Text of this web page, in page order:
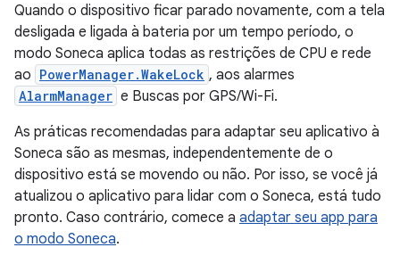
Quando o dispositivo ficar parado novamente, com a tela
desligada e ligada à bateria por um tempo período, o
modo Soneca aplica todas as restrições de CPU e rede
ao PowerManager.WakeLock , aos alarmes
AlarmManager e Buscas por GPS/Wi-Fi.
As práticas recomendadas para adaptar seu aplicativo à
Soneca são as mesmas, independentemente de o
dispositivo está se movendo ou não. Por isso, se você já
atualizou o aplicativo para lidar com o Soneca, está tudo
pronto. Caso contrário, comece a adaptar seu app para
o modo Soneca.